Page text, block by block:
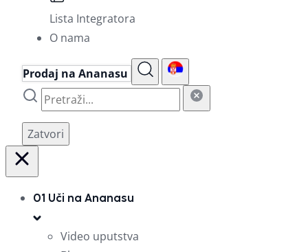
Lista Integratora
O nama
Prodaj na Ananasu
Zatvori
01 Uči na Ananasu
Video uputstva